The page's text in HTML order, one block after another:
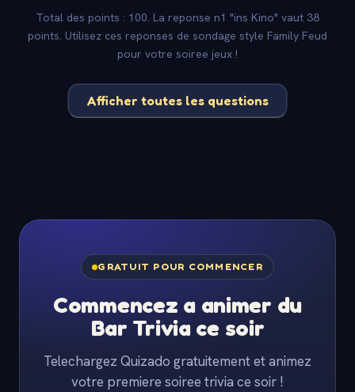
Total des points : 100. La reponse n1 "ins Kino" vaut 38
points. Utilisez ces reponses de sondage style Family Feud
pour votre soiree jeux !
Afficher toutes les questions
GRATUIT POUR COMMENCER
Commencez a animer du
Bar Trivia ce soir
Telechargez Quizado gratuitement et animez
votre premiere soiree trivia ce soir !